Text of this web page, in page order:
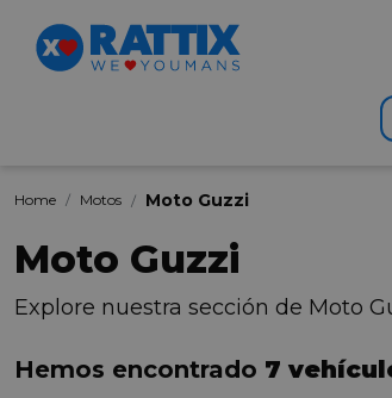
Home Motos Moto Guzzi
Moto Guzzi
Explore nuestra sección de Moto
Hemos encontrado 7